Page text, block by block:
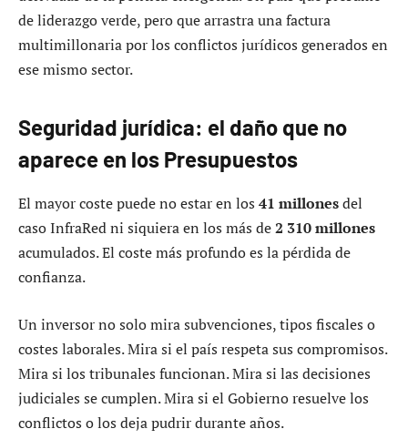
de liderazgo verde, pero que arrastra una factura
multimillonaria por los conflictos jurídicos generados en
ese mismo sector.
Seguridad jurídica: el daño que no
aparece en los Presupuestos
El mayor coste puede no estar en los 41 millonesdel
caso InfraRed ni siquiera en los más de2 310 millones
acumulados. El coste más profundo es la pérdida de
confianza.
Un inversor no solo mira subvenciones, tipos fiscales o
costes laborales. Mira si el país respeta sus compromisos.
Mira si los tribunales funcionan. Mira si las decisiones
judiciales se cumplen. Mira si el Gobierno resuelve los
conflictos o los deja pudrir durante años.